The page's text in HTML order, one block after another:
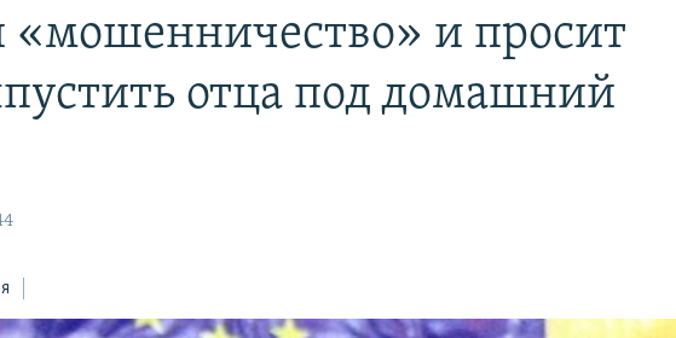
«мошенничество» и просит
отца под домашний